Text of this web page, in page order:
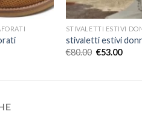
STIVALETTI ESTIVI
stivaletti estivi
€80.00 €53.00